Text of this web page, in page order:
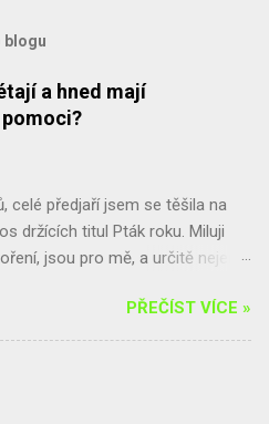
blogu
a hned mají
celé předjaří jsem se těšila na
držících titul Pták roku. Miluji
jsou pro mě, a určitě nejen
se na jiřičky těší. Někoho trápí
po jiřičkách zůstávají, někdo
jinde by sice jiřičky chtěli, ale při
PŘEČÍST VÍCE »